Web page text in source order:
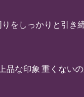
をしっかりと引き
品な印象 重くない